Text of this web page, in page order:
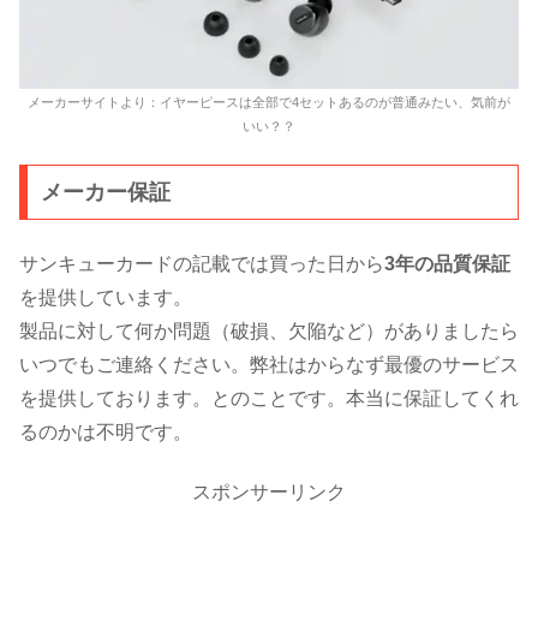
メーカーサイトより：イヤーピースは全部で4セットあるのが普通みたい、気前が
いい？？
メーカー保証
サンキューカードの記載では買った日から3年の品質保証
を提供しています。
製品に対して何か問題（破損、欠陥など）がありましたら
いつでもご連絡ください。弊社はからなず最優のサービス
を提供しております。とのことです。本当に保証してくれ
るのかは不明です。
スポンサーリンク